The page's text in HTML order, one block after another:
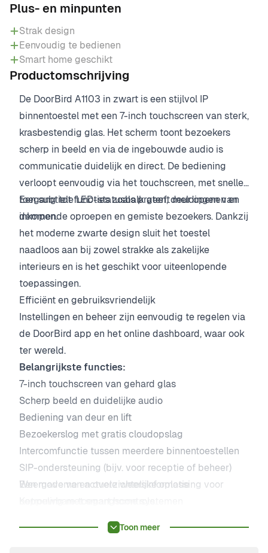
Plus- en minpunten
Strak design
Eenvoudig te bedienen
Smart home geschikt
Productomschrijving
De DoorBird A1103 in zwart is een stijlvol IP
binnentoestel met een 7-inch touchscreen van sterk,
krasbestendig glas. Het scherm toont bezoekers
scherp in beeld en via de ingebouwde audio is
communicatie duidelijk en direct. De bediening
verloopt eenvoudig via het touchscreen, met snelle
toegang tot functies zoals praten, deur openen en
dempen.
Een subtiele LED-statusbalk geeft meldingen van
inkomende oproepen en gemiste bezoekers. Dankzij
het moderne zwarte design sluit het toestel
naadloos aan bij zowel strakke als zakelijke
interieurs en is het geschikt voor uiteenlopende
toepassingen.
Efficiënt en gebruiksvriendelijk
Instellingen en beheer zijn eenvoudig te regelen via
de DoorBird app en het online dashboard, waar ook
ter wereld.
Belangrijkste functies:
7-inch touchscreen van gehard glas
Scherp beeld en duidelijke audio
Bediening van deur en lift
Bezoekerslog met gratis cloudopslag
Intercomfunctie tussen meerdere binnentoestellen
SIP-ondersteuning (bijv. voor receptie of beheer)
Weergave van actuele weersinformatie
Een moderne en overzichtelijke oplossing voor
Toon meer